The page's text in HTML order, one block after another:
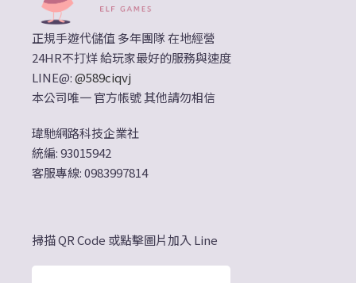
正規手遊代儲值 多年團隊 在地經營
24HR不打烊 給玩家最好的服務與速度
LINE@:@589ciqvj
本公司唯一 官方帳號 其他請勿相信
瑋馳網路科技企業社
統編: 93015942
客服專線: 0983997814
掃描 QR Code 或點擊圖片加入 Line